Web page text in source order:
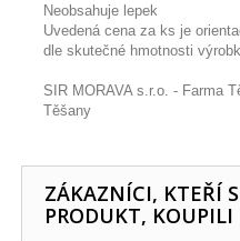
Neobsahuje lepek
Uvedená cena za ks je
dle skutečné hmotnosti
SIR MORAVA s.r.o. - Farma
Těšany
ZÁKAZNÍCI, KTEŘÍ
PRODUKT, KOUPILI